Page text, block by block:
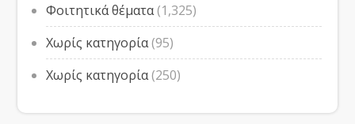
Φοιτητικά θέματα(1,325)
Χωρίς κατηγορία(95)
Χωρίς κατηγορία(250)